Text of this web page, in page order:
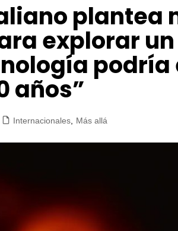
plantea
explorar
podría
años”
Internacionales, Más allá